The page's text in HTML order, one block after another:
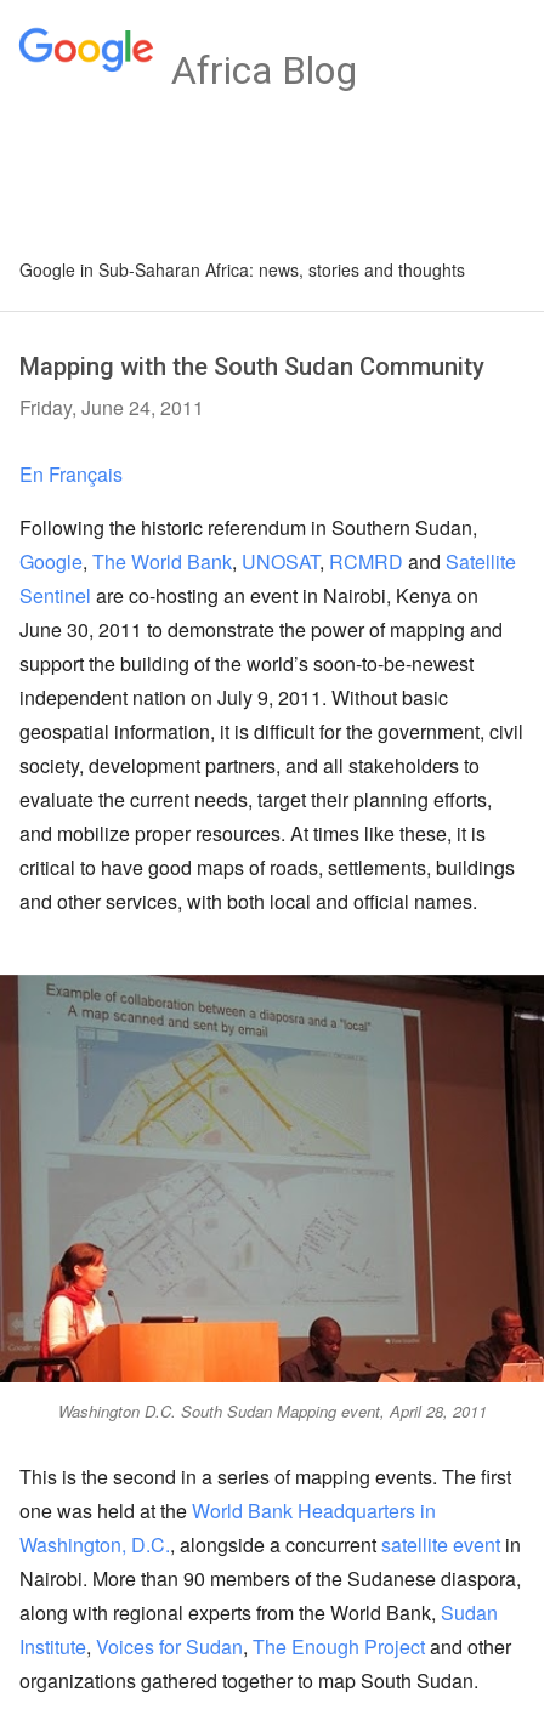
Africa Blog
Google in Sub-Saharan Africa: news, stories and thoughts
Mapping with the South Sudan Community
Friday, June 24, 2011
En Français
Following the historic referendum in Southern Sudan,
Google, The World Bank, UNOSAT, RCMRD and Satellite
Sentinel are co-hosting an event in Nairobi, Kenya on
June 30, 2011 to demonstrate the power of mapping and
support the building of the world’s soon-to-be-newest
independent nation on July 9, 2011. Without basic
geospatial information, it is difficult for the government, civil
society, development partners, and all stakeholders to
evaluate the current needs, target their planning efforts,
and mobilize proper resources. At times like these, it is
critical to have good maps of roads, settlements, buildings
and other services, with both local and official names.
Washington D.C. South Sudan Mapping event, April 28, 2011
This is the second in a series of mapping events. The first
one was held at theWorld Bank Headquarters in
Washington, D.C., alongside a concurrentsatellite event in
Nairobi. More than 90 members of the Sudanese diaspora,
along with regional experts from the World Bank, Sudan
Institute, Voices for Sudan, The Enough Projectand other
organizations gathered together to map South Sudan.